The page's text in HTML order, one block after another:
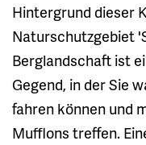
Hintergrund dieser
Naturschutzgebiet
Berglandschaft ist
Gegend, in der Sie
fahren können und
Mufflons treffen.